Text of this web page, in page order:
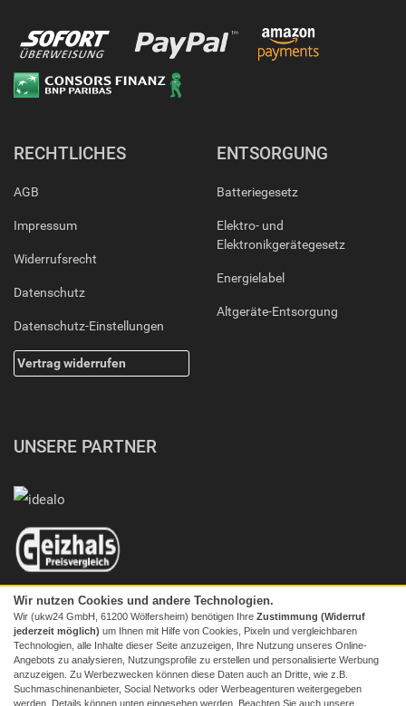
RECHTLICHES
AGB
Impressum
Widerrufsrecht
Datenschutz
Datenschutz-Einstellungen
Vertrag widerrufen
ENTSORGUNG
Batteriegesetz
Elektro- und
Elektronikgerätegesetz
Energielabel
Altgeräte-Entsorgung
UNSERE PARTNER
Wir nutzen Cookies und andere Technologien.
Wir (ukw24 GmbH, 61200 Wölfersheim) benötigen Ihre Zustimmung (Widerruf
jederzeit möglich) um Ihnen mit Hilfe von Cookies, Pixeln und vergleichbaren
Technologien, alle Inhalte dieser Seite anzuzeigen, Ihre Nutzung unseres Online-
Angebots zu analysieren, Nutzungsprofile zu erstellen und personalisierte Werbung
anzuzeigen. Zu Werbezwecken können diese Daten auch an Dritte, wie z.B.
Suchmaschinenanbieter, Social Networks oder Werbeagenturen weitergegeben
werden. Details können unten eingesehen werden. Beachten Sie auch unsere